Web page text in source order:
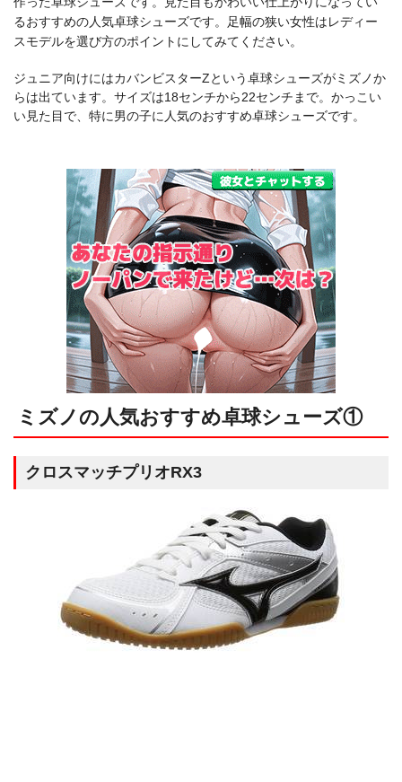
るおすすめの人気卓球シューズです。足幅の狭い女性はレディー
スモデルを選び方のポイントにしてみてください。
ジュニア向けにはカバンビスターZという卓球シューズがミズノか
らは出ています。サイズは18センチから22センチまで。かっこい
い見た目で、特に男の子に人気のおすすめ卓球シューズです。
ミズノの人気おすすめ卓球シューズ①
クロスマッチプリオRX3